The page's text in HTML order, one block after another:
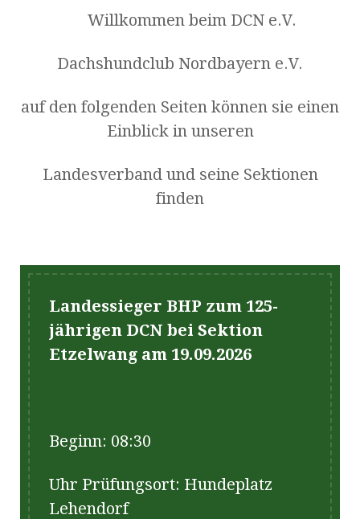
Willkommen beim DCN e.V.
Dachshundclub Nordbayern e.V.
auf den folgenden Seiten können sie einen
Einblick in unseren
Landesverband und seine Sektionen
finden
Landessieger BHP zum 125-
jährigen DCN bei Sektion
Etzelwang am 19.09.2026
Beginn: 08:30
Uhr Prüfungsort: Hundeplatz
Lehendorf